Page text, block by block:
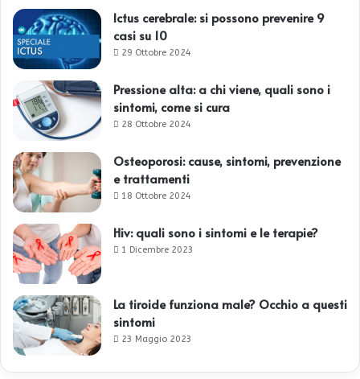
Ictus cerebrale: si possono prevenire 9
casi su 10
29 Ottobre 2024
Pressione alta: a chi viene, quali sono i
sintomi, come si cura
28 Ottobre 2024
Osteoporosi: cause, sintomi, prevenzione
e trattamenti
18 Ottobre 2024
Hiv: quali sono i sintomi e le terapie?
1 Dicembre 2023
La tiroide funziona male? Occhio a questi
sintomi
23 Maggio 2023